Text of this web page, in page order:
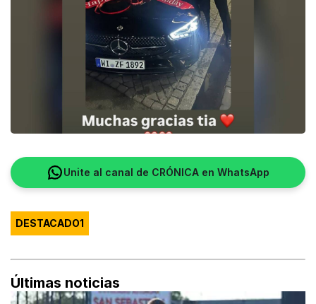
Unite al canal de CRÓNICA en WhatsApp
DESTACADO1
Últimas noticias